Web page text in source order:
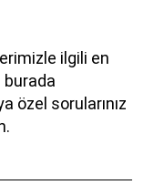
ilgili en
burada
özel sorularınız